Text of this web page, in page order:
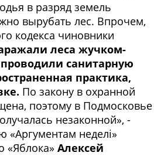
в разряд земель
вырубать лес. Впрочем,
кодекса чиновники
леса жучком-
санитарную
практика,
По закону в охранной
поэтому в Подмосковье
незаконной», -
«Аргументам неделi»
«Яблока» Алексей